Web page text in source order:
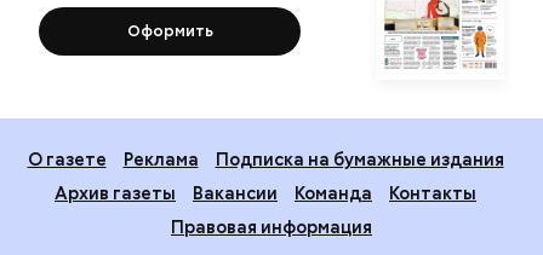
Оформить
О газете Реклама
Подписка на бумажные издания
Архив газеты
Вакансии Команда
Контакты
Правовая информация